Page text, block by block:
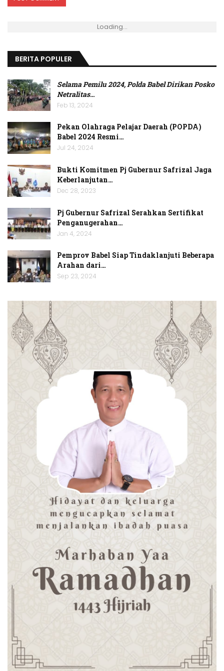
Loading...
BERITA POPULER
Selama Pemilu 2024, Polda Babel Dirikan Posko
Netralitas…
Feb 13, 2024
Pekan Olahraga Pelajar Daerah (POPDA)
Babel 2024 Resmi…
Jul 24, 2024
Bukti Komitmen Pj Gubernur Safrizal Jaga
Keberlanjutan…
Dec 28, 2023
Pj Gubernur Safrizal Serahkan Sertifikat
Penganugerahan…
Jan 4, 2024
Pemprov Babel Siap Tindaklanjuti Beberapa
Arahan dari…
Sep 23, 2024